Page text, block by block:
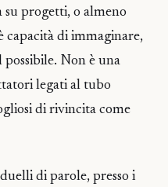
su progetti, o almeno
capacità di immaginare,
Non è una
legati al tubo
di rivincita come
di parole, presso i